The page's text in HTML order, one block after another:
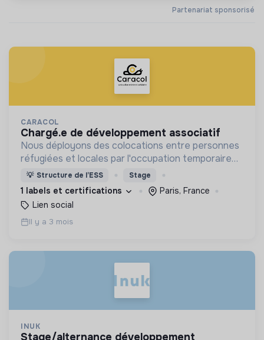
Partenariat sponsorisé
CARACOL
chargé.e de développement associatif
Nous déployons des colocations entre personnes
réfugiées et locales par l'occupation temporaire
de lieux vides.
💡 Structure de l’ESS Stage
1 labels et certifications
Paris, France
Lien social
Il y a 3 mois
INUK
stage/alternance développement